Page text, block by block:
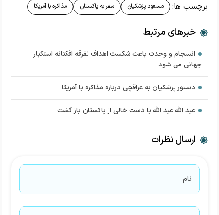
برچسب ها: مسعود پزشکیان سفر به پاکستان مذاکره با آمریکا
خبرهای مرتبط
انسجام و وحدت باعث شکست اهداف تفرقه ‌افکنانه استکبار
جهانی می شود
دستور پزشکیان به عراقچی درباره مذاکره با آمریکا
عبد الله عبد الله با دست خالی از پاکستان باز گشت
ارسال نظرات